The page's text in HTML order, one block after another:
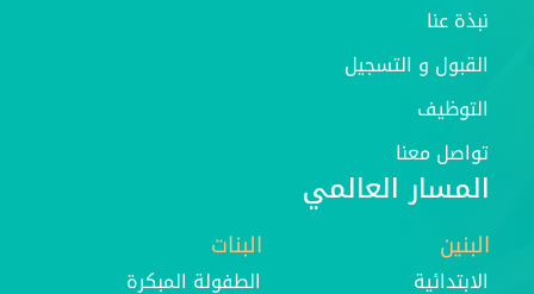
المسار العالمي
البنين
الابتدائية
البنات
الطفولة المبكرة
نبذة عنا
القبول و التسجيل
التوظيف
تواصل معنا